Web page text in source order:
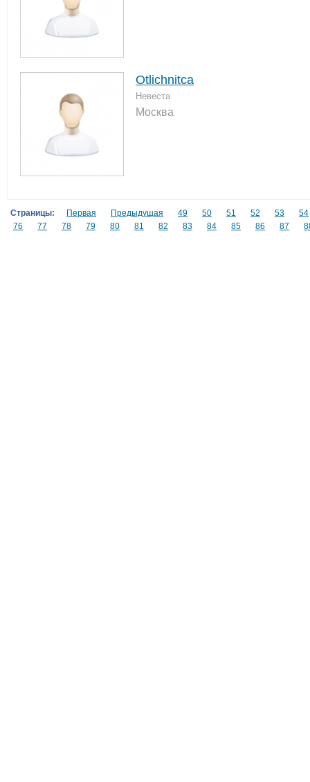
Otlichnitca
Невеста
Москва
Страницы: Первая Предыдущая 49 50 51 52 53
54
76
77 78 79 80 81 82 83 84 85 86 87